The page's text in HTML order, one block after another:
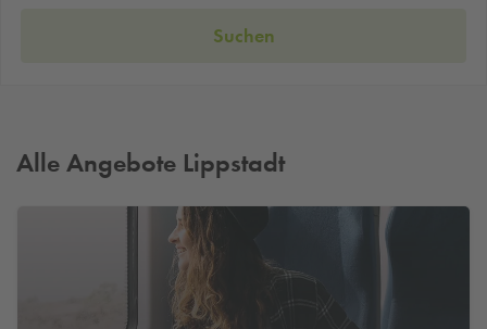
Suchen
Alle Angebote Lippstadt